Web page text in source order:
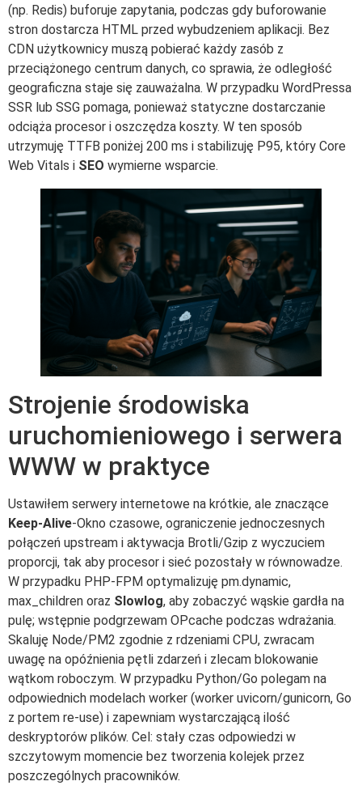
(np. Redis) buforuje zapytania, podczas gdy buforowanie
stron dostarcza HTML przed wybudzeniem aplikacji. Bez
CDN użytkownicy muszą pobierać każdy zasób z
przeciążonego centrum danych, co sprawia, że odległość
geograficzna staje się zauważalna. W przypadku WordPressa
SSR lub SSG pomaga, ponieważ statyczne dostarczanie
odciąża procesor i oszczędza koszty. W ten sposób
utrzymuję TTFB poniżej 200 ms i stabilizuję P95, który Core
Web Vitals i SEO wymierne wsparcie.
Strojenie środowiska
uruchomieniowego i serwera
WWW w praktyce
Ustawiłem serwery internetowe na krótkie, ale znaczące
Keep-Alive-Okno czasowe, ograniczenie jednoczesnych
połączeń upstream i aktywacja Brotli/Gzip z wyczuciem
proporcji, tak aby procesor i sieć pozostały w równowadze.
W przypadku PHP-FPM optymalizuję pm.dynamic,
max_children oraz Slowlog, aby zobaczyć wąskie gardła na
pulę; wstępnie podgrzewam OPcache podczas wdrażania.
Skaluję Node/PM2 zgodnie z rdzeniami CPU, zwracam
uwagę na opóźnienia pętli zdarzeń i zlecam blokowanie
wątkom roboczym. W przypadku Python/Go polegam na
odpowiednich modelach worker (worker uvicorn/gunicorn, Go
z portem re-use) i zapewniam wystarczającą ilość
deskryptorów plików. Cel: stały czas odpowiedzi w
szczytowym momencie bez tworzenia kolejek przez
poszczególnych pracowników.